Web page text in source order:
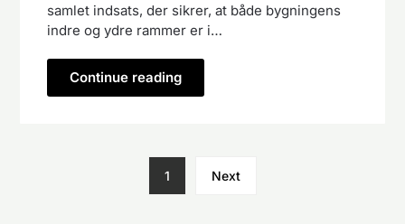
samlet indsats, der sikrer, at både bygningens
indre og ydre rammer er i…
Continue reading
1 Next